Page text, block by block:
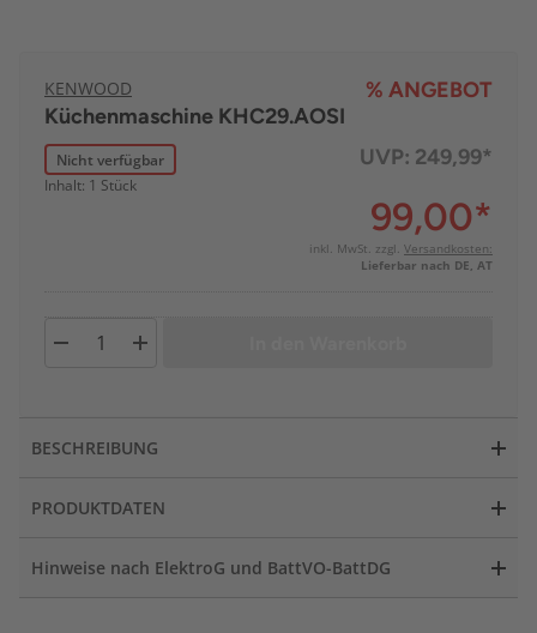
KENWOOD
% ANGEBOT
Küchenmaschine KHC29.AOSI
Nicht verfügbar
Inhalt: 1 Stück
UVP: 249,99*
99,00*
inkl. MwSt. zzgl. Versandkosten:
Lieferbar nach DE, AT
BESCHREIBUNG
PRODUKTDATEN
Hinweise nach ElektroG und BattVO-BattDG